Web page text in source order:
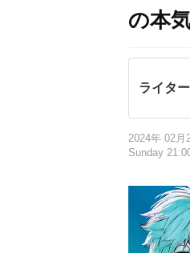
の本
ライタ
2024年 02月
Sunday